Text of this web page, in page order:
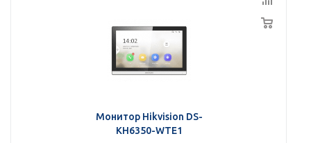
Монитор Hikvision DS-
KH6350-WTE1